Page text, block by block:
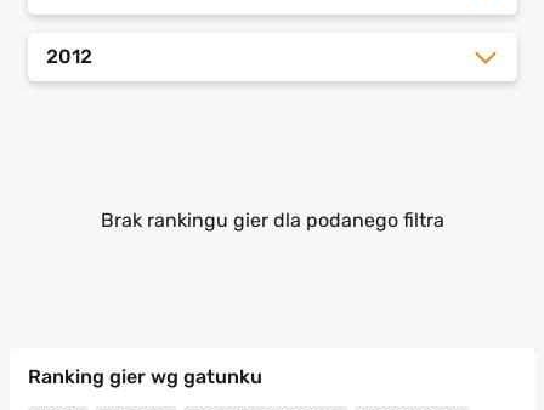
2012
Brak rankingu gier dla podanego filtra
Ranking gier wg gatunku